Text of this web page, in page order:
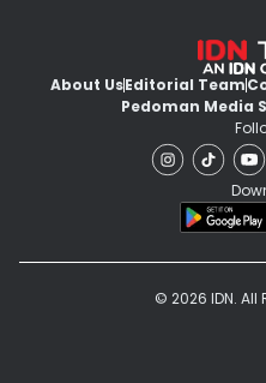
About UsEditorial Team
Pedoman Media
© 2026 IDN. All